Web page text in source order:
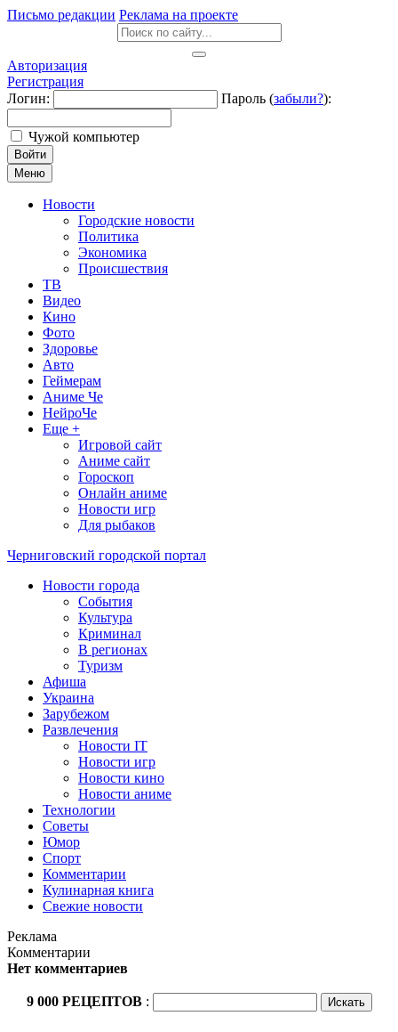
Письмо редакции Реклама на проекте
Авторизация
Регистрация
Логин:
Пароль (забыли?):
Чужой компьютер
Войти
Меню
Новости
Городские новости
Политика
Экономика
Происшествия
ТВ
Видео
Кино
Фото
Здоровье
Авто
Геймерам
Аниме Че
НейроЧе
Еще +
Игровой сайт
Аниме сайт
Гороскоп
Онлайн аниме
Новости игр
Для рыбаков
Черниговский городской портал
Новости города
События
Культура
Криминал
В регионах
Туризм
Афиша
Украина
Зарубежом
Развлечения
Новости IT
Новости игр
Новости кино
Новости аниме
Технологии
Советы
Юмор
Спорт
Комментарии
Кулинарная книга
Свежие новости
Реклама
Комментарии
Нет комментариев
9 000 РЕЦЕПТОВ :